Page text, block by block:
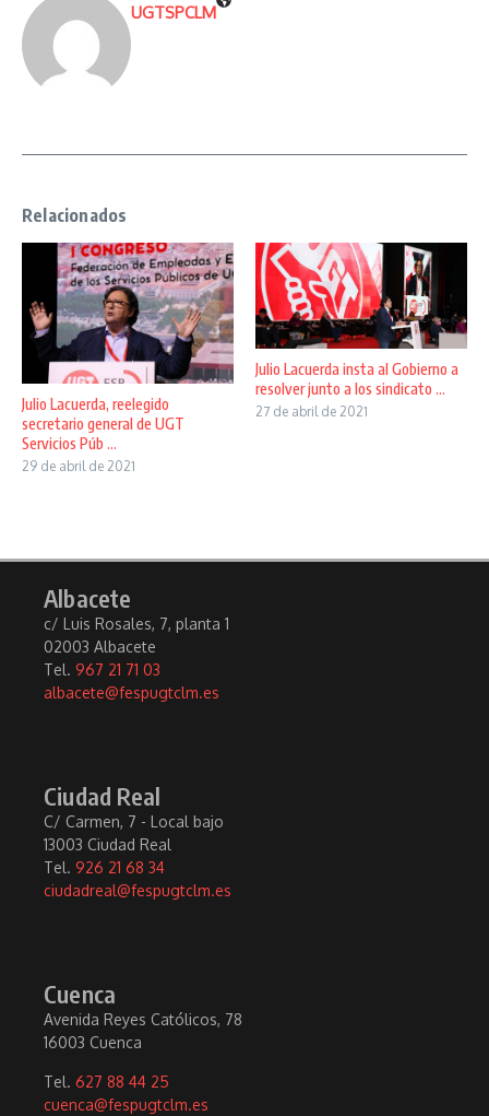
UGTSPCLM
Relacionados
Julio Lacuerda, reelegido
secretario general de UGT
Servicios Púb ...
29 de abril de 2021
Julio Lacuerda insta al Gobierno a
resolver junto a los sindicato ...
27 de abril de 2021
Albacete
c/ Luis Rosales, 7, planta 1
02003 Albacete
Tel. 967 21 71 03
albacete@fespugtclm.es
Ciudad Real
C/ Carmen, 7 - Local bajo
13003 Ciudad Real
Tel. 926 21 68 34
ciudadreal@fespugtclm.es
Cuenca
Avenida Reyes Católicos, 78
16003 Cuenca
Tel. 627 88 44 25
cuenca@fespugtclm.es